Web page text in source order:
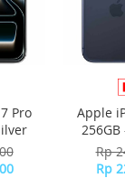
Pro
Apple
Rp
Rp